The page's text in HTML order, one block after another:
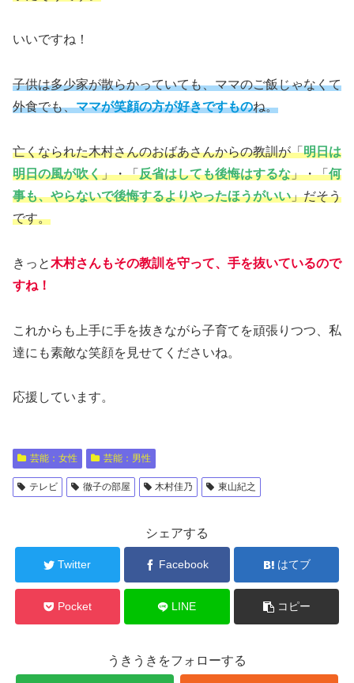
いいですね！
子供は多少家が散らかっていても、ママのご飯じゃなくて
外食でも、ママが笑顔の方が好きですものね。
亡くなられた木村さんのおばあさんからの教訓が「明日は
明日の風が吹く」・「反省はしても後悔はするな」・「何
事も、やらないで後悔するよりやったほうがいい」だそう
です。
きっと木村さんもその教訓を守って、手を抜いているので
すね！
これからも上手に手を抜きながら子育てを頑張りつつ、私
達にも素敵な笑顔を見せてくださいね。
応援しています。
芸能：女性 芸能：男性
テレビ 徹子の部屋 木村佳乃 東山紀之
シェアする
Twitter Facebook はてブ
Pocket LINE コピー
うきうきをフォローする